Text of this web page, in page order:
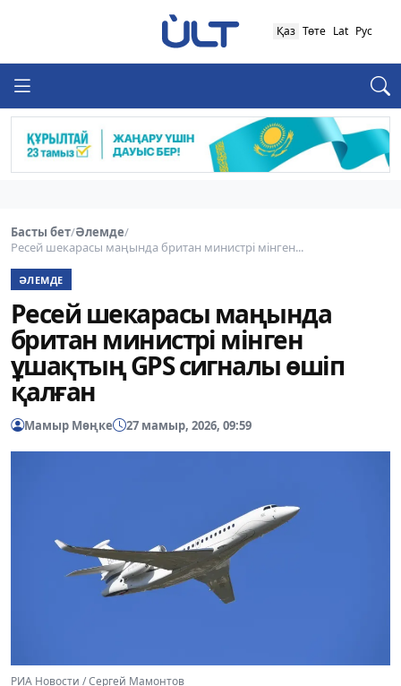
Қаз Төте Lat Рус
Басты бет/Әлемде/
Ресей шекарасы маңында британ министрі мінген...
ӘЛЕМДЕ
Ресей шекарасы маңында
британ министрі мінген
ұшақтың GPS сигналы өшіп
қалған
Мамыр Мөңке 27 мамыр, 2026, 09:59
РИА Новости / Сергей Мамонтов